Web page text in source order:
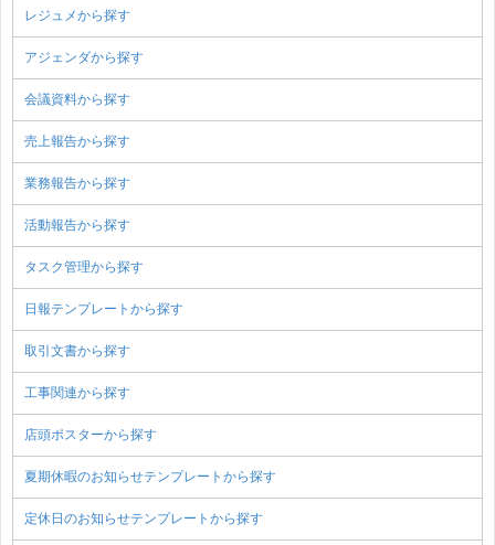
レジュメから探す
アジェンダから探す
会議資料から探す
売上報告から探す
業務報告から探す
活動報告から探す
タスク管理から探す
日報テンプレートから探す
取引文書から探す
工事関連から探す
店頭ポスターから探す
夏期休暇のお知らせテンプレートから探す
定休日のお知らせテンプレートから探す